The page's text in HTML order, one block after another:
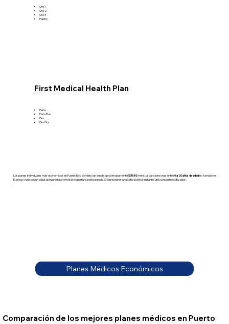
Oro 1
Oro 2
Oro 3
Platino
First Medical Health Plan
Plata
Plata Plus
Oro
Oro Plus
Los planes individuales más económicos en Puerto Rico comienzan desde aproximadamente$75.40mensual para personas entre0 a 20 años de edadno fumadores.
El precio varía según edad, aseguradora y nivel de cobertura seleccionado. Si desea tener una cotización al instante, utiliza nuestro cotizador.
Planes Médicos Económicos
Comparación de los mejores planes médicos en Puerto